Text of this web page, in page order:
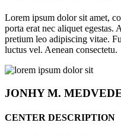
Lorem ipsum dolor sit amet,
porta erat nec aliquet egestas.
pretium leo adipiscing vitae.
luctus vel. Aenean consectetu.
JONHYM.
CENTER DESCRIPTION